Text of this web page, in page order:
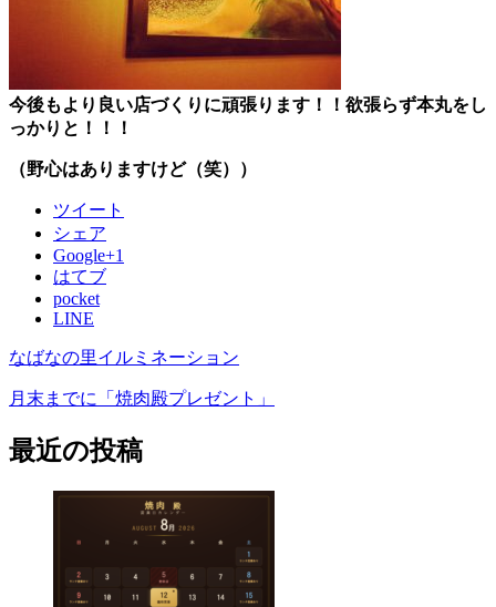
今後もより良い店づくりに頑張ります！！欲張らず本丸をし
っかり と！！！
（野心はありますけど（笑））
ツイート
シェア
Google+1
はてブ
pocket
LINE
なばなの里イルミネーション
月末までに「焼肉殿プレゼント」
最近の投稿